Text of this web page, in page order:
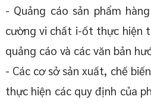
- Quảng cáo sản phẩm
cường vi chất i-ốt thực hiện
quảng cáo và các văn bản
- Các cơ sở sản xuất, chế
thực hiện các quy định của